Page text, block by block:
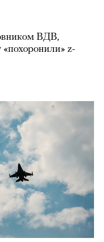
ВДВ,
z-